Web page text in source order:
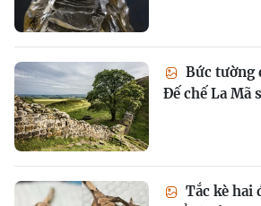
Bức tường
Đế chế La Mã
Tắc kè hai